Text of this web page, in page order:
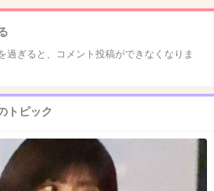
過ぎると、コメント投稿ができなくなりま
トピック